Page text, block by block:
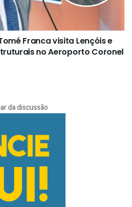
Franca visita Lençóis e
no Aeroporto Coronel
da discussão